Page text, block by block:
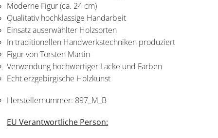
Moderne Figur (ca. 24 cm)
Qualitativ hochklassige Handarbeit
Einsatz auserwählter Holzsorten
In traditionellen Handwerkstechniken produziert
Figur von Torsten Martin
Verwendung hochwertiger Lacke und Farben
Echt erzgebirgische Holzkunst
Herstellernummer: 897_M_B
EU Verantwortliche Person: